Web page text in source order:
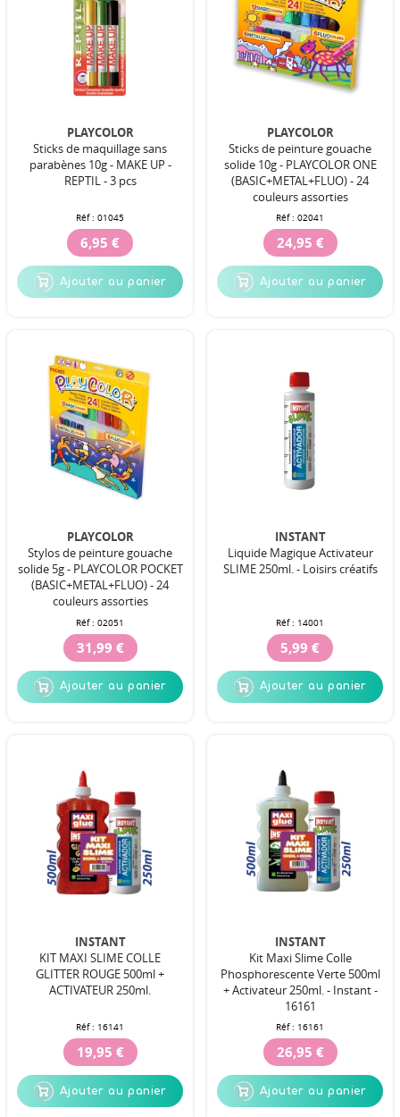
PLAYCOLOR
Sticks de maquillage sans
parabènes 10g - MAKE UP -
REPTIL - 3 pcs
Réf : 01045
6,95 €
Ajouter au panier
PLAYCOLOR
Sticks de peinture gouache
solide 10g - PLAYCOLOR ONE
(BASIC+METAL+FLUO) - 24
couleurs assorties
Réf : 02041
24,95 €
Ajouter au panier
PLAYCOLOR
Stylos de peinture gouache
solide 5g - PLAYCOLOR POCKET
(BASIC+METAL+FLUO) - 24
couleurs assorties
Réf : 02051
31,99 €
Ajouter au panier
INSTANT
Liquide Magique Activateur
SLIME 250ml. - Loisirs créatifs
Réf : 14001
5,99 €
Ajouter au panier
INSTANT
KIT MAXI SLIME COLLE
GLITTER ROUGE 500ml +
ACTIVATEUR 250ml.
Réf : 16141
19,95 €
Ajouter au panier
INSTANT
Kit Maxi Slime Colle
Phosphorescente Verte 500ml
+ Activateur 250ml. - Instant -
16161
Réf : 16161
26,95 €
Ajouter au panier